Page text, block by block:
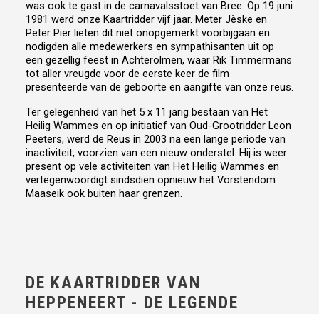
was ook te gast in de carnavalsstoet van Bree. Op 19 juni
1981 werd onze Kaartridder vijf jaar. Meter Jèske en
Peter Pier lieten dit niet onopgemerkt voorbijgaan en
nodigden alle medewerkers en sympathisanten uit op
een gezellig feest in Achterolmen, waar Rik Timmermans
tot aller vreugde voor de eerste keer de film
presenteerde van de geboorte en aangifte van onze reus.
Ter gelegenheid van het 5 x 11 jarig bestaan van Het
Heilig Wammes en op initiatief van Oud-Grootridder Leon
Peeters, werd de Reus in 2003 na een lange periode van
inactiviteit, voorzien van een nieuw onderstel. Hij is weer
present op vele activiteiten van Het Heilig Wammes en
vertegenwoordigt sindsdien opnieuw het Vorstendom
Maaseik ook buiten haar grenzen.
DE KAARTRIDDER VAN
HEPPENEERT - DE LEGENDE